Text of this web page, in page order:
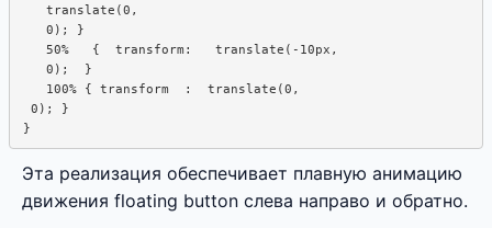
   translate(0,
   0); }
   50%   {  transform:   translate(-10px,
   0);  }
   100% { transform  :  translate(0,
0); }
Эта реализация обеспечивает плавную анимацию
движения floating button слева направо и обратно.